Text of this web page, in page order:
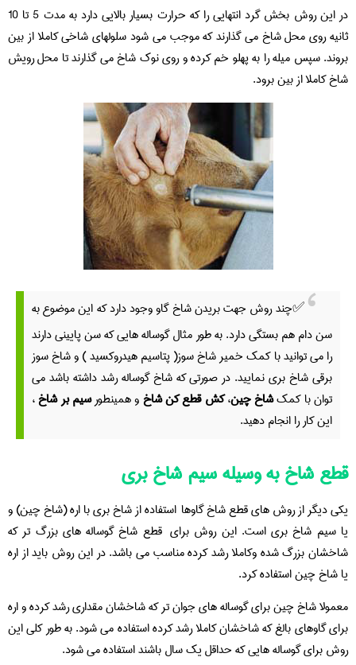
در این روش بخش گرد انتهایی را که حرارت بسیار بالایی دارد به مدت 5 تا 10
ثانیه روی محل شاخ می گذارند که موجب می شود سلولهای شاخی کاملا از بین
بروند. سپس میله را به پهلو خم کرده و روی نوک شاخ می گذارند تا محل رویش
شاخ کاملا از بین برود.
✅چند روش جهت بریدن شاخ گاو وجود دارد که این موضوع به
سن دام هم بستگی دارد. به طور مثال گوساله هایی که سن پایینی دارند
را می توانید با کمک خمیر شاخ سوز( پتاسیم هیدروکسید ) و شاخ سوز
برقی شاخ بری نمایید. در صورتی که شاخ گوساله رشد داشته باشد می
توان با کمکشاخ چین،کش قطع کن شاخو همینطورسیم بر شاخ،
این کار را انجام دهید.
قطع شاخ به وسیله سیم شاخ بری
یکی دیگر از روش های قطع شاخ گاوها استفاده از شاخ بري با اره (شاخ چين) و
یا سیم شاخ بری است. این روش برای قطع شاخ گوساله های بزرگ تر که
شاخشان بزرگ شده وکاملا رشد کرده مناسب می باشد. در این روش باید از اره
یا شاخ چین استفاده کرد.
معمولا شاخ چین برای گوساله های جوان تر که شاخشان مقداری رشد کرده و اره
برای گاوهای بالغ که شاخشان کاملا رشد کرده استفاده می شود. به طور کلی این
روش برای گوساله هایی که حداقل یک سال باشند استفاده می شود.